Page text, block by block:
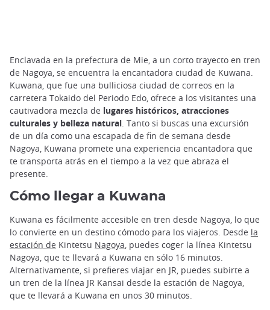
Enclavada en la prefectura de Mie, a un corto trayecto en tren
de Nagoya, se encuentra la encantadora ciudad de Kuwana.
Kuwana, que fue una bulliciosa ciudad de correos en la
carretera Tokaido del Periodo Edo, ofrece a los visitantes una
cautivadora mezcla de lugares históricos, atracciones
culturales y belleza natural. Tanto si buscas una excursión
de un día como una escapada de fin de semana desde
Nagoya, Kuwana promete una experiencia encantadora que
te transporta atrás en el tiempo a la vez que abraza el
presente.
Cómo llegar a Kuwana
Kuwana es fácilmente accesible en tren desde Nagoya, lo que
lo convierte en un destino cómodo para los viajeros. Desde la
estación de Kintetsu Nagoya, puedes coger la línea Kintetsu
Nagoya, que te llevará a Kuwana en sólo 16 minutos.
Alternativamente, si prefieres viajar en JR, puedes subirte a
un tren de la línea JR Kansai desde la estación de Nagoya,
que te llevará a Kuwana en unos 30 minutos.